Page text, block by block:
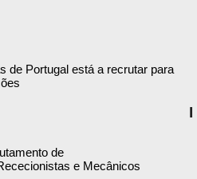
de Portugal está a recrutar para
de
e Mecânicos
I